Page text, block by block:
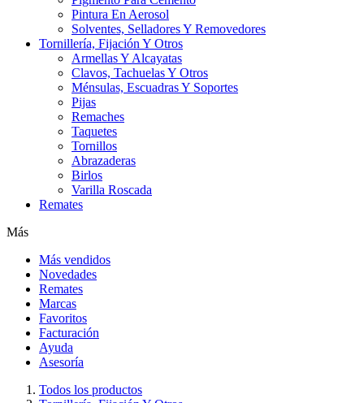
Pintura En Aerosol
Solventes, Selladores Y Removedores
Tornillería, Fijación Y Otros
Armellas Y Alcayatas
Clavos, Tachuelas Y Otros
Ménsulas, Escuadras Y Soportes
Pijas
Remaches
Taquetes
Tornillos
Abrazaderas
Birlos
Varilla Roscada
Remates
Más
Más vendidos
Novedades
Remates
Marcas
Favoritos
Facturación
Ayuda
Asesoría
Todos los productos